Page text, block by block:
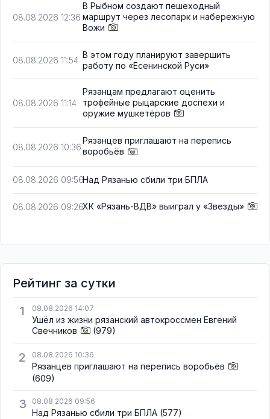
08.08.2026 12:36
В Рыбном создают пешеходный
маршрут через лесопарк и набережную
Вожи
08.08.2026 11:54
В этом году планируют завершить
работу по «Есенинской Руси»
08.08.2026 11:14
Рязанцам предлагают оценить
трофейные рыцарские доспехи и
оружие мушкетёров
08.08.2026 10:36
Рязанцев приглашают на перепись
воробьёв
08.08.2026 09:56Над Рязанью сбили три БПЛА
08.08.2026 09:26ХК «Рязань-ВДВ» выиграл у «Звезды»
Рейтинг за сутки
1
08.08.2026 14:07
Ушёл из жизни рязанский автокроссмен Евгений
Свечников
(979)
2 08.08.2026 10:36
Рязанцев приглашают на перепись воробьёв
(609)
3 08.08.2026 09:56
Над Рязанью сбили три БПЛА (577)